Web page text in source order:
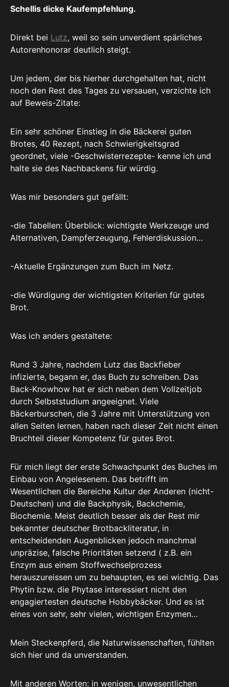
Schellis dicke Kaufempfehlung.
Direkt bei Lutz, weil so sein unverdient spärliches
Autorenhonorar deutlich steigt.
Um jedem, der bis hierher durchgehalten hat, nicht
noch den Rest des Tages zu versauen, verzichte ich
auf Beweis-Zitate:
Ein sehr schöner Einstieg in die Bäckerei guten
Brotes, 40 Rezept, nach Schwierigkeitsgrad
geordnet, viele -Geschwisterrezepte- kenne ich und
halte sie des Nachbackens für würdig.
Was mir besonders gut gefällt:
-die Tabellen: Überblick: wichtigste Werkzeuge und
Alternativen, Dampferzeugung, Fehlerdiskussion…
-Aktuelle Ergänzungen zum Buch im Netz.
-die Würdigung der wichtigsten Kriterien für gutes
Brot.
Was ich anders gestaltete:
Rund 3 Jahre, nachdem Lutz das Backfieber
infizierte, begann er, das Buch zu schreiben. Das
Back-Knowhow hat er sich neben dem Vollzeitjob
durch Selbststudium angeeignet. Viele
Bäckerburschen, die 3 Jahre mit Unterstützung von
allen Seiten lernen, haben nach dieser Zeit nicht einen
Bruchteil dieser Kompetenz für gutes Brot.
Für mich liegt der erste Schwachpunkt des Buches im
Einbau von Angelesenem. Das betrifft im
Wesentlichen die Bereiche Kultur der Anderen (nicht-
Deutschen) und die Backphysik, Backchemie,
Biochemie. Meist deutlich besser als der Rest mir
bekannter deutscher Brotbackliteratur, in
entscheidenden Augenblicken jedoch manchmal
unpräzise, falsche Prioritäten setzend ( z.B. ein
Enzym aus einem Stoffwechselprozess
herauszureissen um zu behaupten, es sei wichtig. Das
Phytin bzw. die Phytase interessiert nicht den
engagiertesten deutsche Hobbybäcker. Und es ist
eines von sehr, sehr vielen, wichtigen Enzymen…
Mein Steckenpferd, die Naturwissenschaften, fühlten
sich hier und da unverstanden.
Mit anderen Worten: in wenigen, unwesentlichen